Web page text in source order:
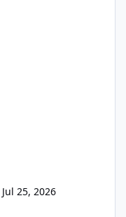
Jul 25, 2026